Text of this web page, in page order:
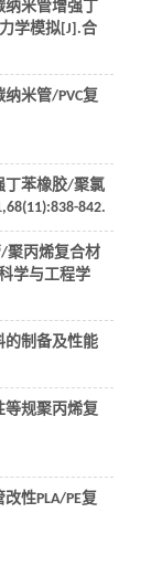
纳米管增强丁
学模拟[J].合
米管/PVC复
丁苯橡胶/聚氯
,68(11):838-842.
聚丙烯复合材
学与工程学
的制备及性能
等规聚丙烯复
性PLA/PE复